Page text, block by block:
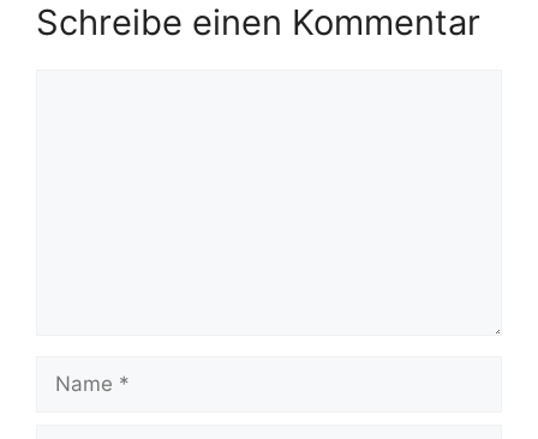
Schreibe einen Kommentar
Name